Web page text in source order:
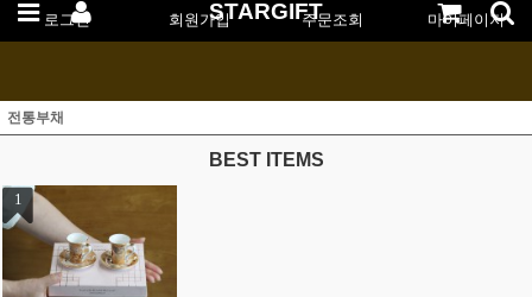
로그인 회원가입 주문조회 마이페이지
STARGIFT
전통부채
BEST ITEMS
1